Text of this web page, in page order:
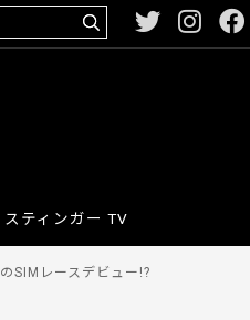
スティンガー TV
SIMレースデビュー!?